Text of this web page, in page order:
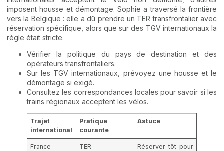
imposent housse et démontage. Sophie a traversé la frontière
vers la Belgique : elle a dû prendre un TER transfrontalier avec
réservation spécifique, alors que sur des TGV internationaux la
règle était stricte.
Vérifier la politique du pays de destination et des
opérateurs transfrontaliers.
Sur les TGV internationaux, prévoyez une housse et le
démontage si exigé.
Consultez les correspondances locales pour savoir si les
trains régionaux acceptent les vélos.
Trajet
international
Pratique
courante
Astuce
France –
TER
Réserver tôt pour